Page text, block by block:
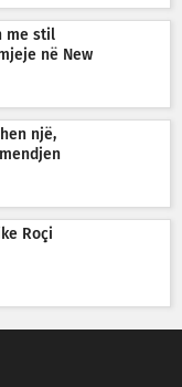
me stil
në New
një,
Roçi